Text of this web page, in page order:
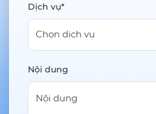
Dịch vụ*
Chọn dịch vụ
Nội dung